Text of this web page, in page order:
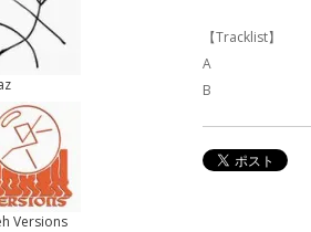
【Tracklist】
A
B
Versions